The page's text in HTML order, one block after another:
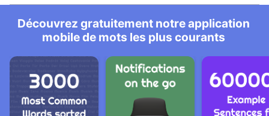
Découvrez gratuitement notre application
mobile de mots les plus courants